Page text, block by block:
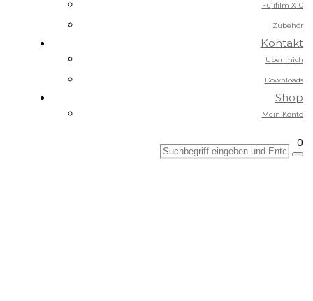
Fujifilm X10
Zubehör
Kontakt
Über mich
Downloads
Shop
Mein Konto
0